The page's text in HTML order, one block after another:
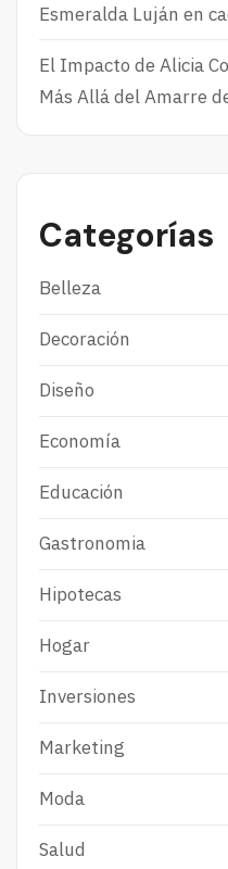
Esmeralda Luján en
El Impacto de Alicia
Más Allá del Amarre
Categorías
Belleza
Decoración
Diseño
Economía
Educación
Gastronomia
Hipotecas
Hogar
Inversiones
Marketing
Moda
Salud